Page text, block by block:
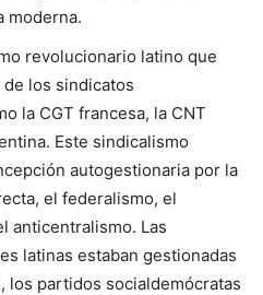
moderna.
revolucionario latino que
los sindicatos
la CGT francesa, la CNT
Este sindicalismo
autogestionaria por la
el federalismo, el
anticentralismo. Las
latinas estaban gestionadas
los partidos socialdemócratas